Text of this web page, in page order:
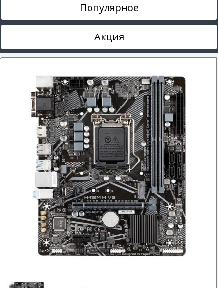
Популярное
Акция